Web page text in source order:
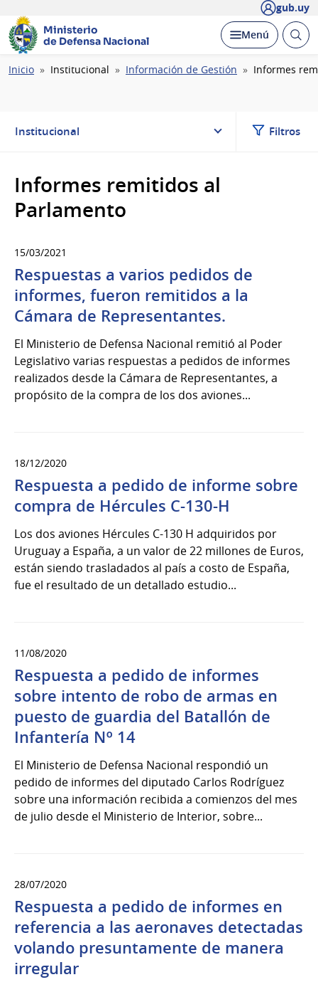
gub.uy
Ministerio
de Defensa Nacional
Desplegar
Menú Abrir
Ruta
Inicio Institucional Información de Gestión Informes
Institucional Filtros
Informes remitidos al
Parlamento
15/03/2021
Respuestas a varios pedidos de
informes, fueron remitidos a la
Cámara de Representantes.
El Ministerio de Defensa Nacional remitió al Poder
Legislativo varias respuestas a pedidos de informes
realizados desde la Cámara de Representantes, a
propósito de la compra de los dos aviones...
18/12/2020
Respuesta a pedido de informe sobre
compra de Hércules C-130-H
Los dos aviones Hércules C-130 H adquiridos por
Uruguay a España, a un valor de 22 millones de Euros,
están siendo trasladados al país a costo de España,
fue el resultado de un detallado estudio...
11/08/2020
Respuesta a pedido de informes
sobre intento de robo de armas en
puesto de guardia del Batallón de
Infantería Nº 14
El Ministerio de Defensa Nacional respondió un
pedido de informes del diputado Carlos Rodríguez
sobre una información recibida a comienzos del mes
de julio desde el Ministerio de Interior, sobre...
28/07/2020
Respuesta a pedido de informes en
referencia a las aeronaves detectadas
volando presuntamente de manera
irregular